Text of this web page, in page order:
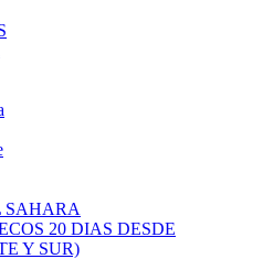
SAHARA
20 DIAS DESDE
Y SUR)